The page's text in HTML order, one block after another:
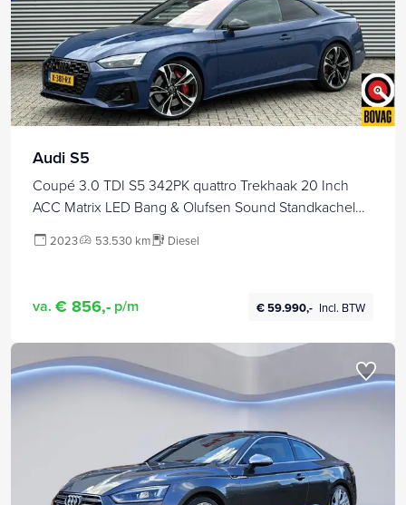
Audi S5
Coupé 3.0 TDI S5 342PK quattro Trekhaak 20 Inch
ACC Matrix LED Bang & Olufsen Sound Standkachel
2023 53.530 km Diesel
va. € 856,- p/m € 59.990,- Incl. BTW